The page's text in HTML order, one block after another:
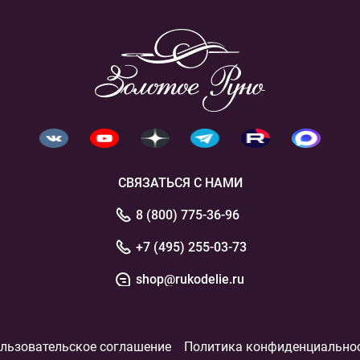
СВЯЗАТЬСЯ С НАМИ
8 (800) 775-36-96
+7 (495) 255-03-73
shop@rukodelie.ru
соглашение Политика